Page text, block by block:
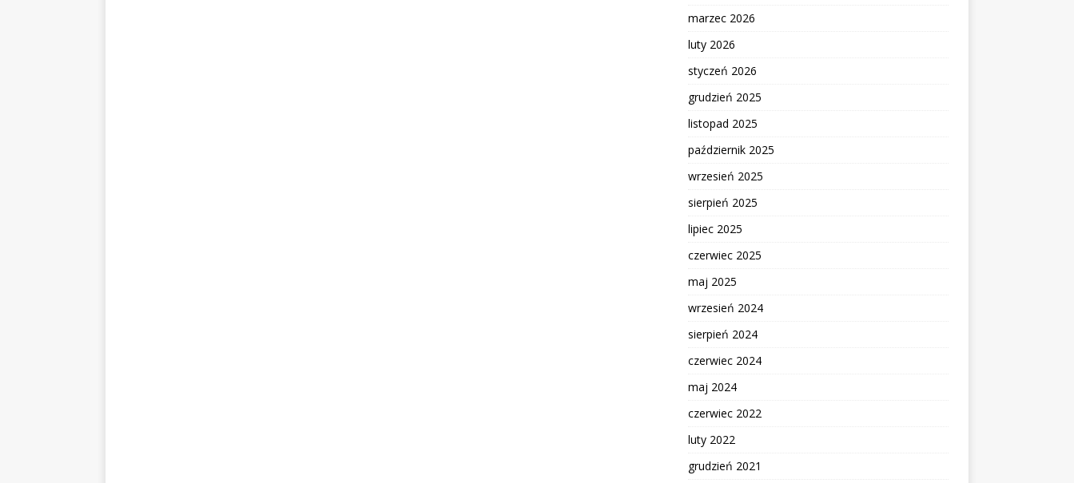
marzec 2026
luty 2026
styczeń 2026
grudzień 2025
listopad 2025
październik 2025
wrzesień 2025
sierpień 2025
lipiec 2025
czerwiec 2025
maj 2025
wrzesień 2024
sierpień 2024
czerwiec 2024
maj 2024
czerwiec 2022
luty 2022
grudzień 2021